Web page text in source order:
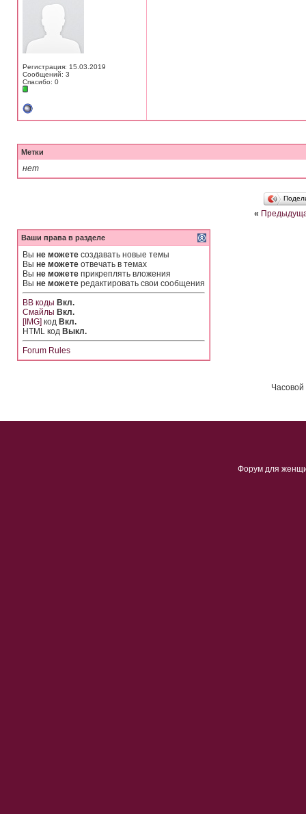
Регистрация: 15.03.2019
Сообщений: 3
Спасибо: 0
Метки
нет
«
Ваши права в разделе
Вы не можете создавать новые темы
Вы не можете отвечать в темах
Вы не можете прикреплять вложения
Вы не можете редактировать свои сообщения
BB коды Вкл.
Смайлы Вкл.
[IMG] код Вкл.
HTML код Выкл.
Forum Rules
Форум для